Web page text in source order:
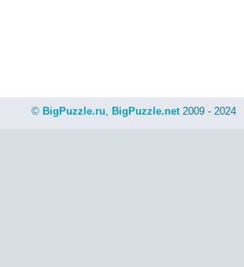
© BigPuzzle.ru, BigPuzzle.net2009 - 2024